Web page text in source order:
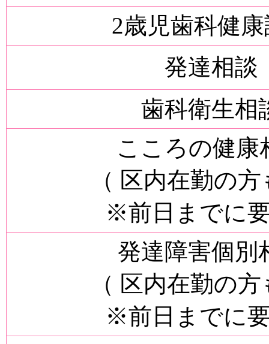
2歳児歯科健
発達相談
歯科衛生相
こころの健康
（ 区内在勤の
※前日までに
発達障害個別
（ 区内在勤の
※前日までに